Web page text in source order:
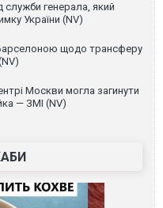
генерала, який
України (NV)
щодо трансферу
Москви могла загинути
— ЗМІ (NV)